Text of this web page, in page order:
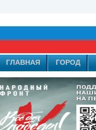
ГЛАВНАЯ ГОРОД